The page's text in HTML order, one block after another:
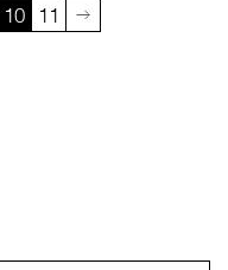
10 11